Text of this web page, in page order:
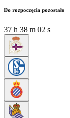
Do rozpoczęcia pozostało
37 h 38 m 00 s